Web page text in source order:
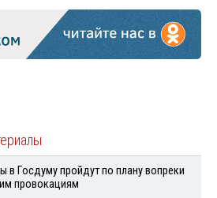
в Госдуму пройдут по плану вопреки
провокациям